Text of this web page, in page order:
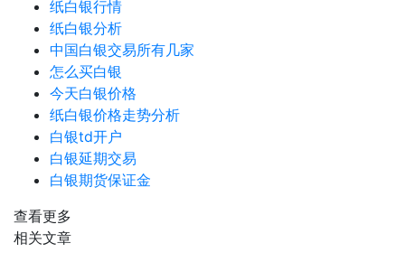
纸白银行情
纸白银分析
中国白银交易所有几家
怎么买白银
今天白银价格
纸白银价格走势分析
白银td开户
白银延期交易
白银期货保证金
查看更多
相关文章